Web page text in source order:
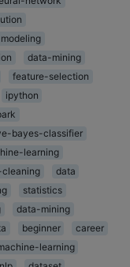
data-mining
feature-selection
ipython
bayes-classifier
learning
data
statistics
data-mining
beginner
career
learning